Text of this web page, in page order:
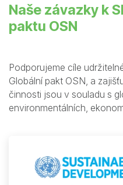
Naše závazky k
paktu OSN
Podporujeme cíle
Globální pakt OSN, a
činnosti jsou v souladu s
environmentálních,